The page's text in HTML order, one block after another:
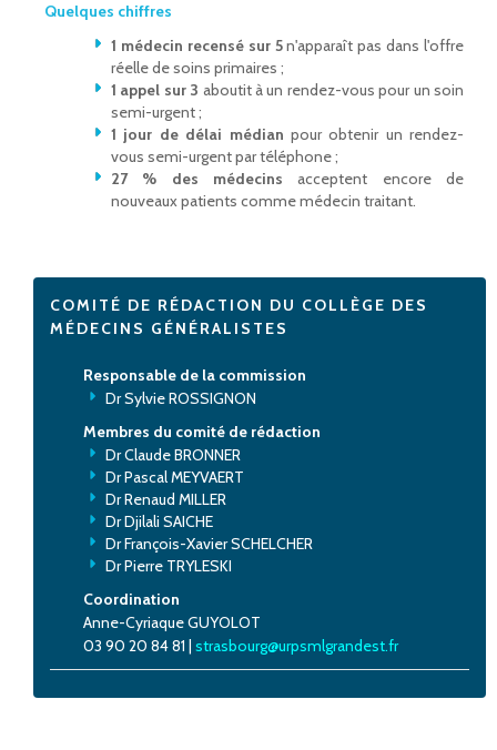
Quelques chiffres
1 médecin recensé sur 5n'apparaît pas dans l'offre
réelle de soins primaires ;
1 appel sur 3 aboutit à un rendez-vous pour un soin
semi-urgent ;
1 jour de délai médian pour obtenir un rendez-
vous semi-urgent par téléphone ;
27 % des médecins acceptent encore de
nouveaux patients comme médecin traitant.
COMITÉ DE RÉDACTION DU COLLÈGE DES
MÉDECINS GÉNÉRALISTES
Responsable de la commission
Dr Sylvie ROSSIGNON
Membres du comité de rédaction
Dr Claude BRONNER
Dr Pascal MEYVAERT
Dr Renaud MILLER
Dr Djilali SAICHE
Dr François-Xavier SCHELCHER
Dr Pierre TRYLESKI
Coordination
Anne-Cyriaque GUYOLOT
03 90 20 84 81 | strasbourg@urpsmlgrandest.fr